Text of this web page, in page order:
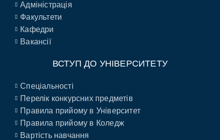
Адміністрація
Факультети
Кафедри
Вакансії
ВСТУП ДО УНІВЕРСИТЕТУ
Спеціальності
Перелік конкурсних предметів
Правила прийому в Університет
Правила прийому в Коледж
Вартість навчання